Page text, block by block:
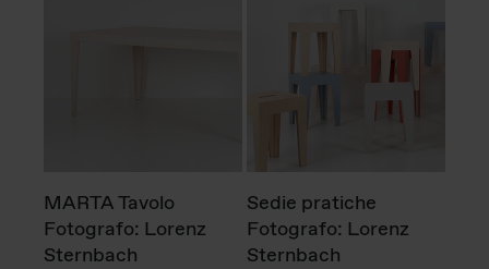
MARTA Tavolo
Fotografo: Lorenz
Sternbach
Sedie pratiche
Fotografo: Lorenz
Sternbach